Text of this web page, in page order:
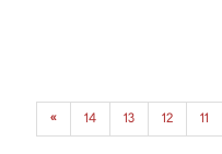
11
12
13
14
»